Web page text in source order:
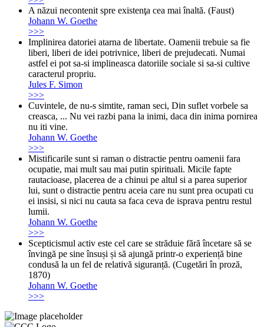
A năzui necontenit spre existenţa cea mai înaltă. (Faust)
Johann W. Goethe
>>>
Implinirea datoriei atarna de libertate. Oamenii trebuie sa fie
liberi, liberi de idei potrivnice, liberi de prejudecati. Numai
astfel ei pot sa-si implineasca datoriile sociale si sa-si cultive
caracterul propriu.
Jules F. Simon
>>>
Cuvintele, de nu-s simtite, raman seci, Din suflet vorbele sa
creasca, ... Nu vei razbi pana la inimi, daca din inima pornirea
nu iti vine.
Johann W. Goethe
>>>
Mistificarile sunt si raman o distractie pentru oamenii fara
ocupatie, mai mult sau mai putin spirituali. Micile fapte
rautacioase, placerea de a chinui pe altul si a parea superior
lui, sunt o distractie pentru aceia care nu sunt prea ocupati cu
ei insisi, si nici nu cauta sa faca ceva de isprava pentru restul
lumii.
Johann W. Goethe
>>>
Scepticismul activ este cel care se străduie fără încetare să se
învingă pe sine însuși și să ajungă printr-o experiență bine
condusă la un fel de relativă siguranță. (Cugetări în proză,
1870)
Johann W. Goethe
>>>